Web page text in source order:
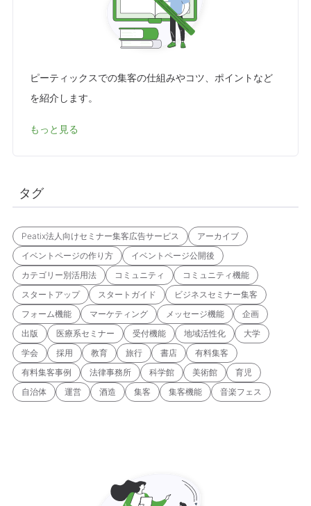
ピーティックスでの集客の仕組みやコツ、ポイントなど
を紹介します。
もっと見る
タグ
Peatix法人向けセミナー集客広告サービス
アーカイブ
イベントページの作り方
イベントページ公開後
カテゴリー別活用法
コミュニティ
コミュニティ機能
スタートアップ
スタートガイド
ビジネスセミナー集客
フォーム機能
マーケティング メッセージ機能
企画
出版
医療系セミナー 受付機能 地域活性化
大学
学会
採用 教育 旅行 書店
有料集客
有料集客事例
法律事務所 科学館 美術館
育児
自治体
運営 酒造 集客 集客機能 音楽フェス